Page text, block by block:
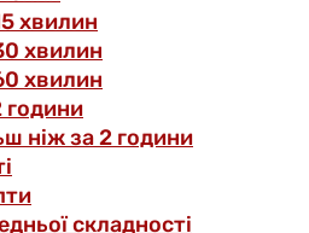
хвилин
хвилин
хвилин
години
ніж за 2 години
складності